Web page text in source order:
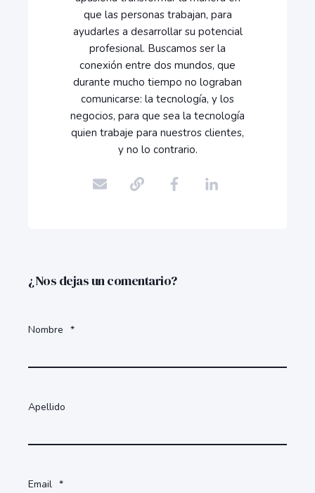
que las personas trabajan, para
ayudarles a desarrollar su potencial
profesional. Buscamos ser la
conexión entre dos mundos, que
durante mucho tiempo no lograban
comunicarse: la tecnología, y los
negocios, para que sea la tecnología
quien trabaje para nuestros clientes,
y no lo contrario.
¿Nos dejas un comentario?
Nombre *
Apellido
Email *